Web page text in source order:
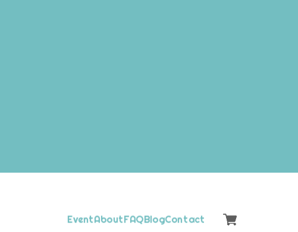
EventAboutFAQBlogContact